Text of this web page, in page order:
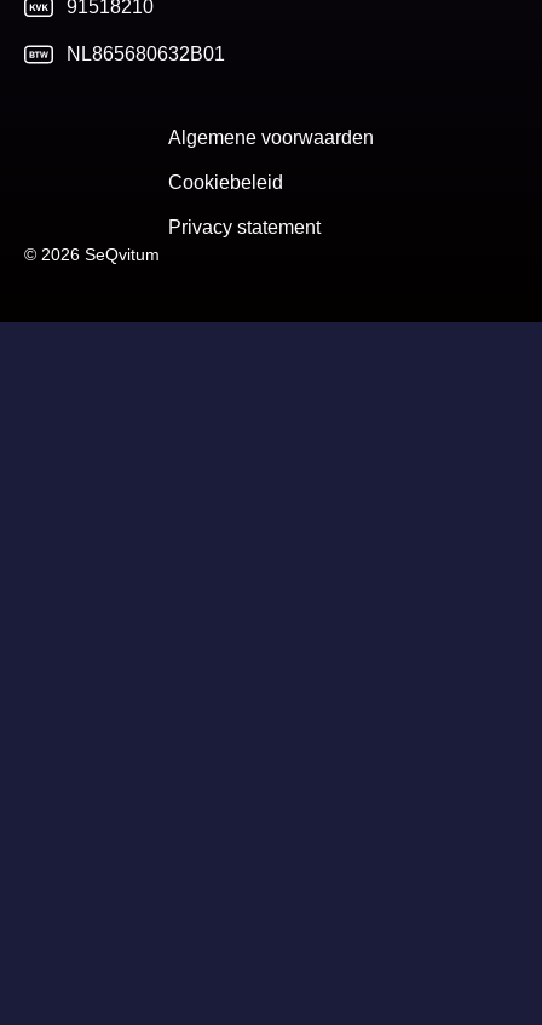
91518210
NL865680632B01
© 2026 SeQvitum
Algemene voorwaarden
Cookiebeleid
Privacy statement